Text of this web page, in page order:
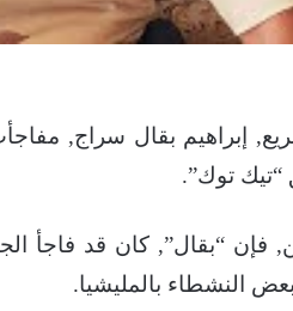
إبراهيم بقال سراج,
توك”.
“بقال”, كان قد فاجأ
النشطاء بالمليشيا.